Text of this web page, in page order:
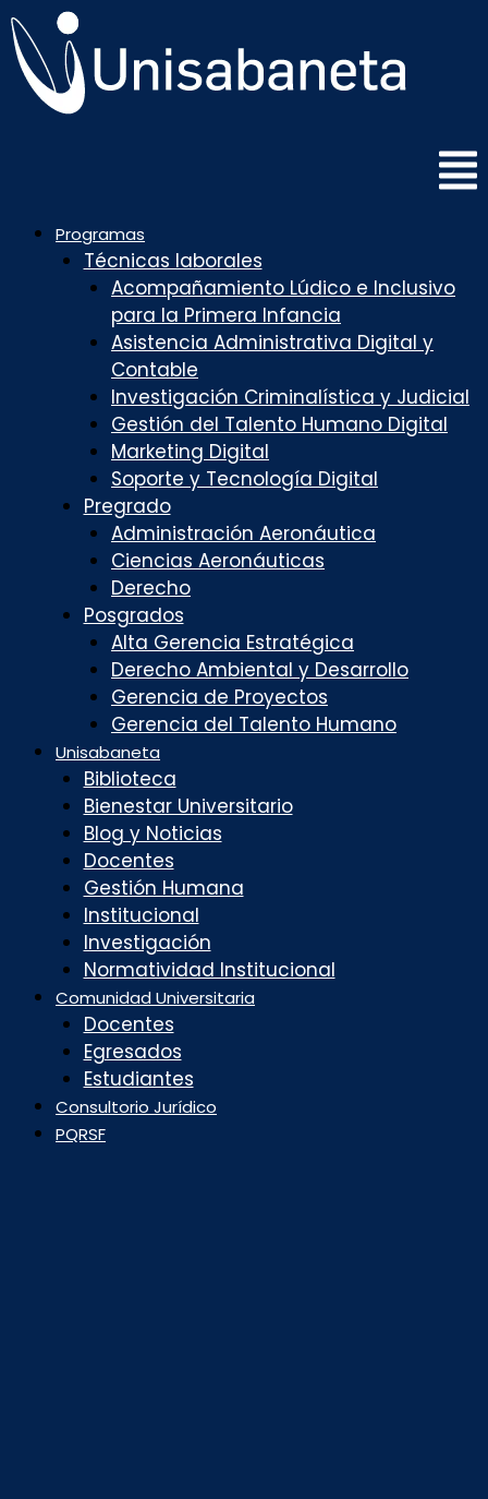
Saltar
al
contenido
Programas
Técnicas laborales
Acompañamiento Lúdico e Inclusivo
para la Primera Infancia
Asistencia Administrativa Digital y
Contable
Investigación Criminalística y Judicial
Gestión del Talento Humano Digital
Marketing Digital
Soporte y Tecnología Digital
Pregrado
Administración Aeronáutica
Ciencias Aeronáuticas
Derecho
Posgrados
Alta Gerencia Estratégica
Derecho Ambiental y Desarrollo
Gerencia de Proyectos
Gerencia del Talento Humano
Unisabaneta
Biblioteca
Bienestar Universitario
Blog y Noticias
Docentes
Gestión Humana
Institucional
Investigación
Normatividad Institucional
Comunidad Universitaria
Docentes
Egresados
Estudiantes
Consultorio Jurídico
PQRSF